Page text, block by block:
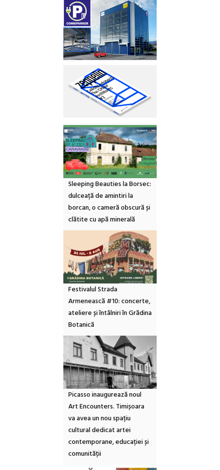
Sleeping Beauties la Borsec:
dulceață de amintiri la
borcan, o cameră obscură și
clătite cu apă minerală
Festivalul Strada
Armenească #10: concerte,
ateliere și întâlniri în Grădina
Botanică
Picasso inaugurează noul
Art Encounters. Timișoara
va avea un nou spațiu
cultural dedicat artei
contemporane, educației și
comunității